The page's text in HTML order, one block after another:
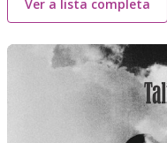
Ver a lista completa